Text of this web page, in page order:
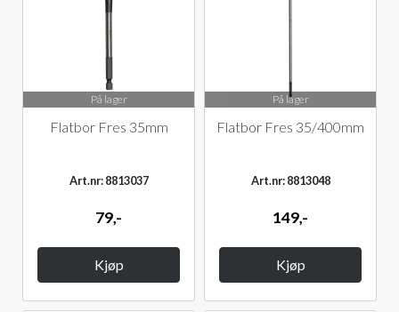
På lager
Flatbor Fres 35mm
Art.nr: 8813037
79,-
Kjøp
På lager
Flatbor Fres 35/400mm
Art.nr: 8813048
149,-
Kjøp